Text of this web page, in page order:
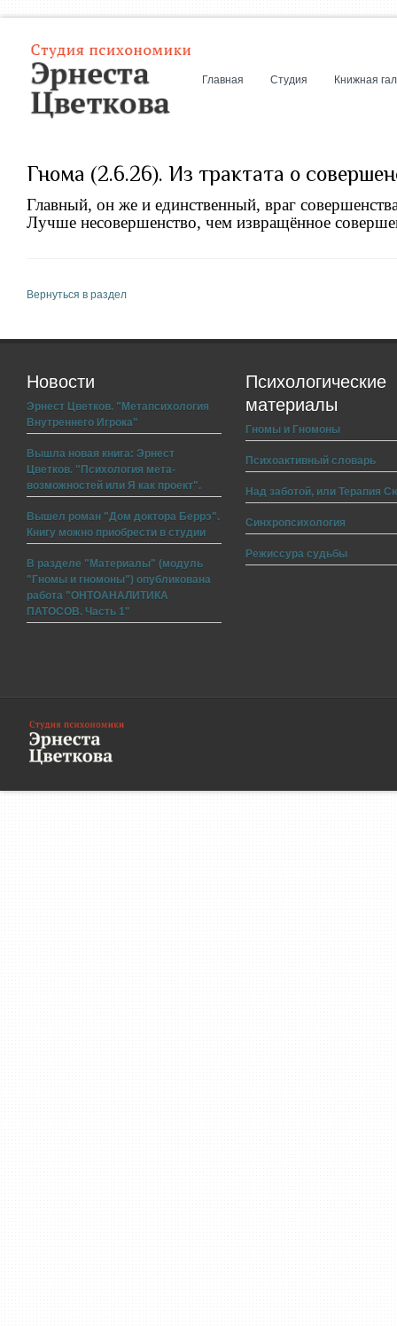
Главная Студия Книжная
Гнома (2.6.26). Из трактата о
Главный, он же и единственный, враг
Лучше несовершенство, чем извращённое
Вернуться в раздел
Новости
Эрнест Цветков. "Метапсихология
Внутреннего Игрока"
Вышла новая книга: Эрнест
Цветков. "Психология мета-
возможностей или Я как проект".
Вышел роман "Дом доктора Беррэ".
Книгу можно приобрести в студии
В разделе "Материалы" (модуль
"Гномы и гномоны") опубликована
работа "ОНТОАНАЛИТИКА
ПАТОСОВ. Часть 1"
Психологические
материалы
Гномы и Гномоны
Психоактивный словарь
Над заботой, или Терапия
Синхропсихология
Режиссура судьбы